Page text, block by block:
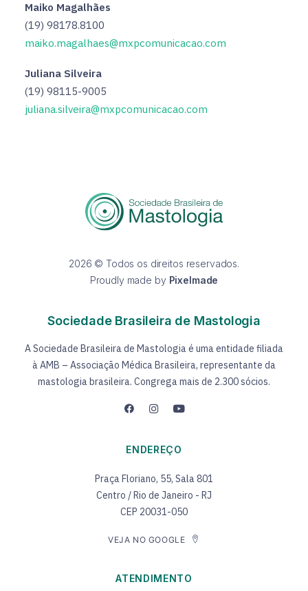
Maiko Magalhães
(19) 98178.8100
maiko.magalhaes@mxpcomunicacao.com
Juliana Silveira
(19) 98115-9005
juliana.silveira@mxpcomunicacao.com
2026 © Todos os direitos reservados.
Proudly made by Pixelmade
Sociedade Brasileira de Mastologia
A Sociedade Brasileira de Mastologia é uma entidade filiada
à AMB – Associação Médica Brasileira, representante da
mastologia brasileira. Congrega mais de 2.300 sócios.
ENDEREÇO
Praça Floriano, 55, Sala 801
Centro / Rio de Janeiro - RJ
CEP 20031-050
VEJA NO GOOGLE
ATENDIMENTO